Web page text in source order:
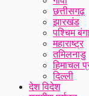
छत्तीसगढ़
झारखंड
पश्चिम
महाराष्ट्र
तमिलनाडु
हिमाचल
दिल्ली
देश विदेश